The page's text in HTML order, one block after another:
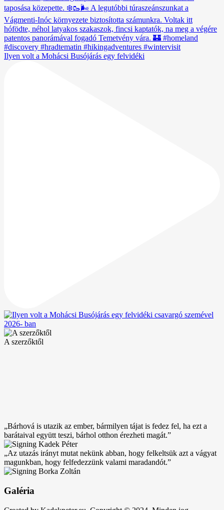
Ilyen volt a Mohácsi Busójárás egy felvidéki
A szerzőktől
„Bárhová is utazik az ember, bármilyen tájat is fedez fel, ha ezt a
barátaival együtt teszi, bárhol otthon érezheti magát.”
„Az utazás irányt mutat nekünk abban, hogy felkeltsük azt a vágyat
magunkban, hogy felfedezzünk valami maradandót.”
Galéria